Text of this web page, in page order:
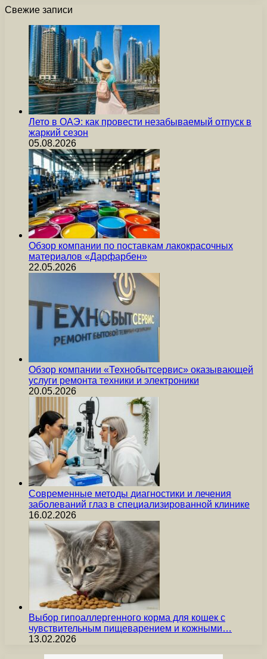
Свежие записи
Лето в ОАЭ: как провести незабываемый отпуск в
жаркий сезон
05.08.2026
Обзор компании по поставкам лакокрасочных
материалов «Дарфарбен»
22.05.2026
Обзор компании «Технобытсервис» оказывающей
услуги ремонта техники и электроники
20.05.2026
Современные методы диагностики и лечения
заболеваний глаз в специализированной клинике
16.02.2026
Выбор гипоаллергенного корма для кошек с
чувствительным пищеварением и кожными…
13.02.2026